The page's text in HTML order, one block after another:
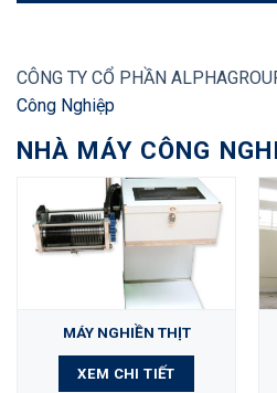
CÔNG TY CỔ PHẦN
Công Nghiệp
NHÀ MÁY CÔNG
MÁY NGHIỀN THỊT
XEM CHI TIẾT